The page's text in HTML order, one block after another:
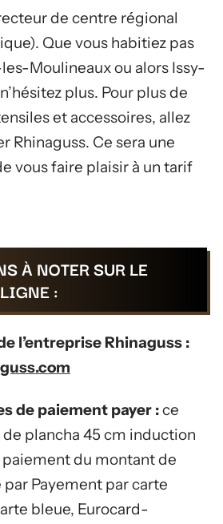
de centre régional
Que vous habitiez pas
Moulineaux ou alors Issy-
plus. Pour plus de
et accessoires, allez
Rhinaguss. Ce sera une
vous faire plaisir à un tarif
À NOTER SUR LE
:
l’entreprise Rhinaguss :
de paiement payer :ce
plancha 45 cm induction
du montant de
Payement par carte
bleue, Eurocard-